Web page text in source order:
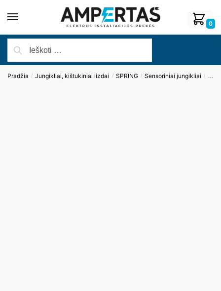
0
Pradžia / Jungikliai, kištukiniai lizdai / SPRING / Sensoriniai jungikliai /